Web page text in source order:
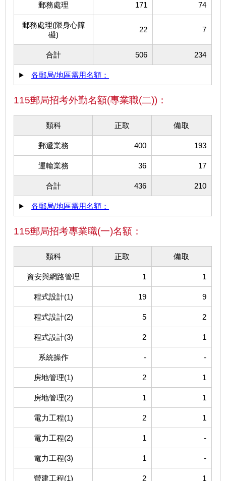
郵務處理 171 74
郵務處理(限身心障
礙)
22 7
合計 506 234
各郵局/地區需用名額：
115郵局招考外勤名額(專業職(二))：
類科 正取 備取
郵遞業務 400 193
運輸業務 36 17
合計 436 210
各郵局/地區需用名額：
115郵局招考專業職(一)名額：
類科 正取 備取
資安與網路管理 1 1
程式設計(1) 19 9
程式設計(2) 5 2
程式設計(3) 2 1
系統操作 - -
房地管理(1) 2 1
房地管理(2) 1 1
電力工程(1) 2 1
電力工程(2) 1 -
電力工程(3) 1 -
營建工程(1) 2 1